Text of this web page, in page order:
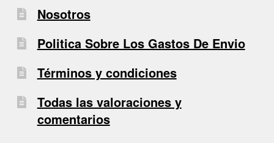
Nosotros
Politica Sobre Los Gastos De Envio
Términos y condiciones
Todas las valoraciones y
comentarios